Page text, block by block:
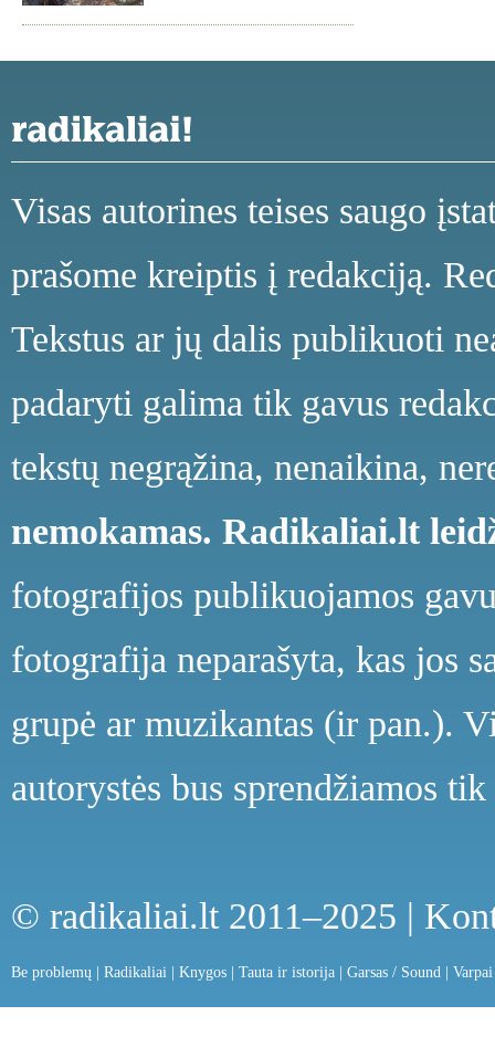
Visas autorines teises saugo
prašome kreiptis į redakciją.
Tekstus ar jų dalis publikuoti
padaryti galima tik gavus
tekstų negrąžina, nenaikina,
nemokamas. Radikaliai.lt
fotografijos publikuojamos
fotografija neparašyta, kas jos
grupė ar muzikantas (ir pan.).
autorystės bus sprendžiamos
© radikaliai.lt 2011–2025 |
Be problemų Radikaliai Knygos Tauta ir istorija Garsas / Sound Varpai